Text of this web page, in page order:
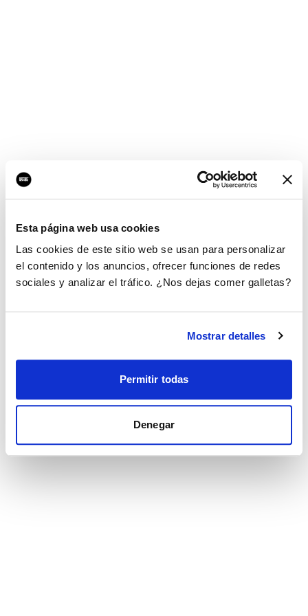
Esta página web usa cookies
Las cookies de este sitio web se usan para personalizar
el contenido y los anuncios, ofrecer funciones de redes
sociales y analizar el tráfico. ¿Nos dejas comer galletas?
Mostrar detalles
Permitir todas
Denegar